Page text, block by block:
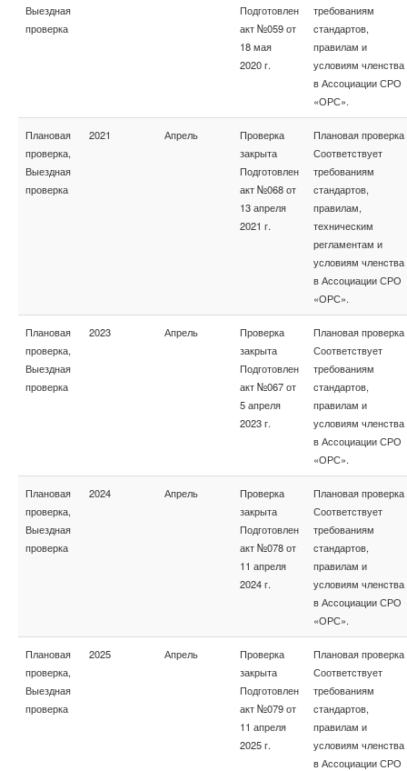
Выездная
проверка
Подготовлен
акт №059 от
18 мая
2020 г.
требованиям
стандартов,
правилам и
условиям членства
в Ассоциации СРО
«ОРС».
Плановая
проверка,
Выездная
проверка
2021 Апрель
Проверка
закрыта
Подготовлен
акт №068 от
13 апреля
2021 г.
Плановая проверка
Соответствует
требованиям
стандартов,
правилам,
техническим
регламентам и
условиям членства
в Ассоциации СРО
«ОРС».
Плановая
проверка,
Выездная
проверка
2023 Апрель
Проверка
закрыта
Подготовлен
акт №067 от
5 апреля
2023 г.
Плановая проверка
Соответствует
требованиям
стандартов,
правилам и
условиям членства
в Ассоциации СРО
«ОРС».
Плановая
проверка,
Выездная
проверка
2024 Апрель
Проверка
закрыта
Подготовлен
акт №078 от
11 апреля
2024 г.
Плановая проверка
Соответствует
требованиям
стандартов,
правилам и
условиям членства
в Ассоциации СРО
«ОРС».
Плановая
проверка,
Выездная
проверка
2025 Апрель
Проверка
закрыта
Подготовлен
акт №079 от
11 апреля
2025 г.
Плановая проверка
Соответствует
требованиям
стандартов,
правилам и
условиям членства
в Ассоциации СРО